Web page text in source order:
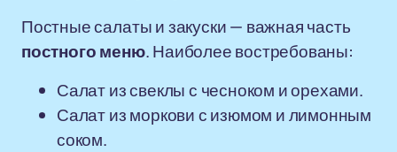
Постные салаты и закуски — важная часть
постного меню. Наиболее востребованы:
Салат из свеклы с чесноком и орехами.
Салат из моркови с изюмом и лимонным
соком.